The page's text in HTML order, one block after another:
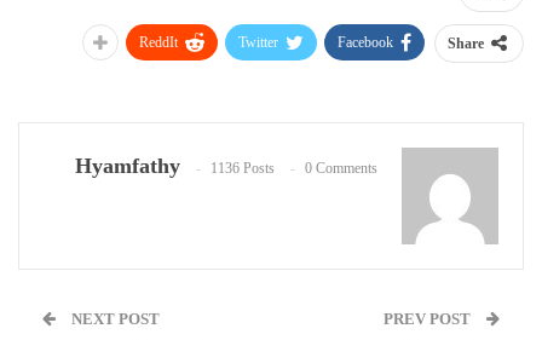
Share
Facebook
Twitter
ReddIt
Hyamfathy 1136 Posts 0 Comments
NEXT POST